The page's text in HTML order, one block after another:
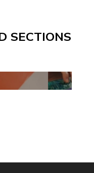
SECTIONS
TAILOR